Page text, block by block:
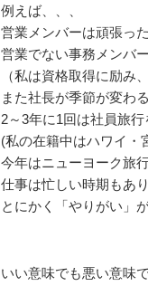
例えば、、、
営業メンバーは頑張っ
営業でない事務メンバ
（私は資格取得に励み
また社長が季節が変わ
2～3年に1回は社員旅
(私の在籍中はハワイ・
今年はニューヨーク旅
仕事は忙しい時期もあ
とにかく「やりがい」
いい意味でも悪い意味